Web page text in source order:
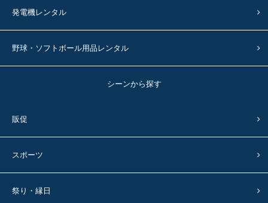
発電機レンタル
野球・ソフトボール用品レンタル
シーンから探す
販促
スポーツ
祭り・縁日